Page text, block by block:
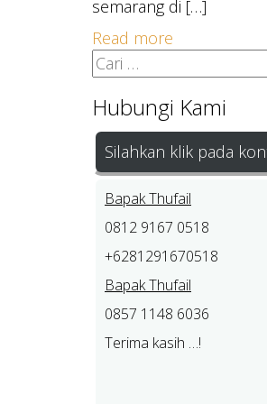
semarang di […]
Read more
Cari
untuk:
Hubungi Kami
Silahkan klik pada
Bapak Thufail
0812 9167 0518
+6281291670518
Bapak Thufail
0857 1148 6036
Terima kasih …!